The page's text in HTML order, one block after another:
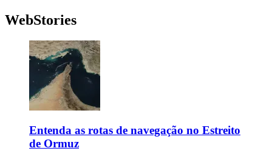
WebStories
Entenda as rotas de navegação no Estreito
de Ormuz